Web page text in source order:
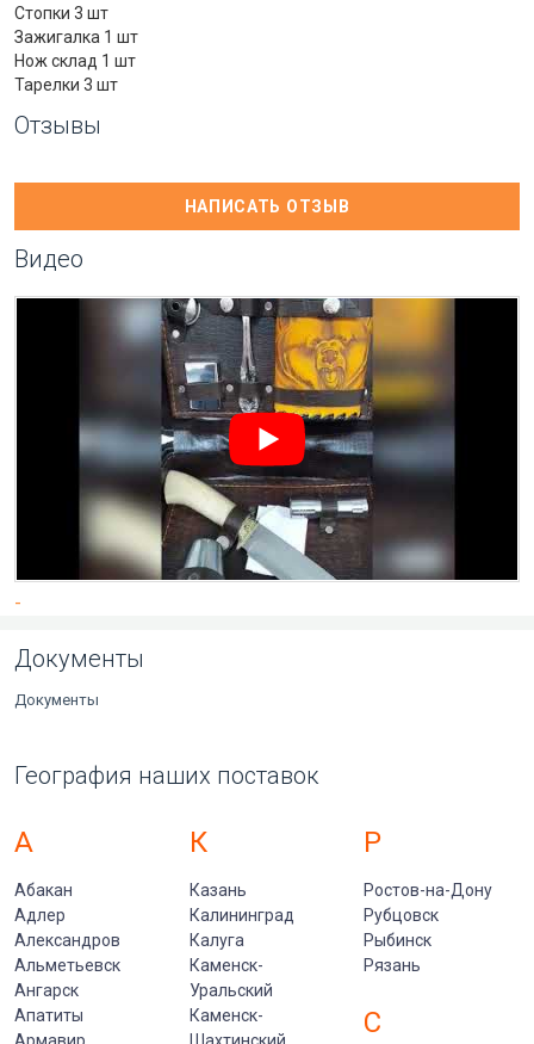
Стопки 3 шт
Зажигалка 1 шт
Нож склад 1 шт
Тарелки 3 шт
Отзывы
НАПИСАТЬ ОТЗЫВ
Видео
-
Документы
Документы
География наших поставок
А
Абакан
Адлер
Александров
Альметьевск
Ангарск
Апатиты
К
Казань
Калининград
Калуга
Каменск-
Уральский
Каменск-
Р
Ростов-на-Дону
Рубцовск
Рыбинск
Рязань
С